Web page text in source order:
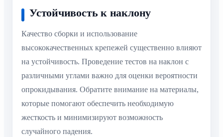
Устойчивость к наклону
Качество сборки и использование
высококачественных крепежей существенно влияют
на устойчивость. Проведение тестов на наклон с
различными углами важно для оценки вероятности
опрокидывания. Обратите внимание на материалы,
которые помогают обеспечить необходимую
жесткость и минимизируют возможность
случайного падения.